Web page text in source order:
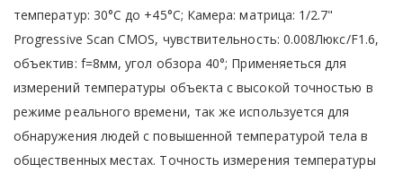
температур: 30°C до +45°C; Камера: матрица: 1/2.7"
Progressive Scan CMOS, чувствительность: 0.008Люкс/F1.6,
объектив: f=8мм, угол обзора 40°; Применяеться для
измерений температуры объекта с высокой точностью в
режиме реального времени, так же используется для
обнаружения людей с повышенной температурой тела в
общественных местах. Точность измерения температуры